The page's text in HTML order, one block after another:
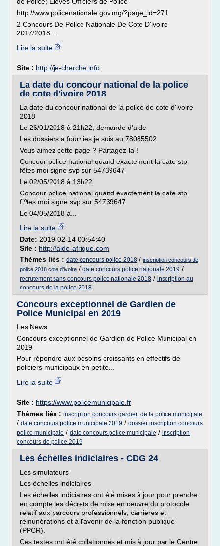
http://www.policenationale.gov.mg/?page_id=271
2 Concours De Police Nationale De Cote D'ivoire
2017/2018...
Lire la suite
Site : http://je-cherche.info
La date du concour national de la police
de cote d'ivoire 2018
La date du concour national de la police de cote d'ivoire
2018
Le 26/01/2018 à 21h22, demande d'aide
Les dossiers a fournies,je suis au 78085502
Vous aimez cette page ? Partagez-la !
Concour police national quand exactement la date stp
fêtes moi signe svp sur 54739647
Le 02/05/2018 à 13h22
Concour police national quand exactement la date stp
f¨ºtes moi signe svp sur 54739647
Le 04/05/2018 à...
Lire la suite
Date: 2019-02-14 00:54:40
Site : http://aide-afrique.com
Thèmes liés : date concours police 2018 / inscription concours de
police 2018 cote d'ivoire / date concours police nationale 2019 /
recrutement sans concours police nationale 2018 / inscription au
concours de la police 2018
Concours exceptionnel de Gardien de
Police Municipal en 2019
Les News
Concours exceptionnel de Gardien de Police Municipal en
2019
Pour répondre aux besoins croissants en effectifs de
policiers municipaux en petite...
Lire la suite
Site : https://www.policemunicipale.fr
Thèmes liés : inscription concours gardien de la police municipale
/ date concours police municipale 2019 / dossier inscription concours
police municipale / date concours police municipale / inscription
concours de police 2019
Les échelles indiciaires - CDG 24
Les simulateurs
Les échelles indiciaires
Les échelles indiciaires ont été mises à jour pour prendre
en compte les décrets de mise en oeuvre du protocole
relatif aux parcours professionnels, carrières et
rémunérations et à l'avenir de la fonction publique
(PPCR).
Ces textes ont été collationnés et mis à jour par le Centre